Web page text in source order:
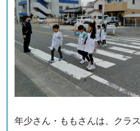
年少さん・ももさんは、クラ